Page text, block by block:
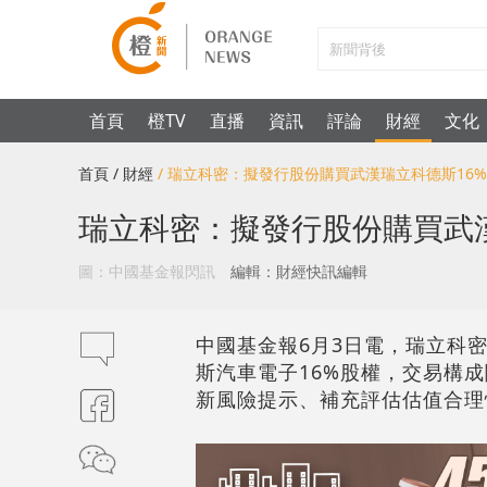
首頁 橙TV 直播 資訊 評論 財經 文化
首頁 / 財經 / 瑞立科密：擬發行股份購買武漢瑞立科德斯
瑞立科密：擬發行股份購買
圖：中國基金報閃訊 編輯：財經快訊編輯
中國基金報6月3日電，瑞立科
斯汽車電子16%股權，交易構
新風險提示、補充評估估值合